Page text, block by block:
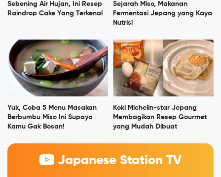
Sebening Air Hujan, Ini Resep
Raindrop Cake Yang Terkenal
Sejarah Miso, Makanan
Fermentasi Jepang yang Kaya
Nutrisi
Yuk, Coba 5 Menu Masakan
Berbumbu Miso Ini Supaya
Kamu Gak Bosan!
Koki Michelin-star Jepang
Membagikan Resep Gourmet
yang Mudah Dibuat
Japanese Station TV